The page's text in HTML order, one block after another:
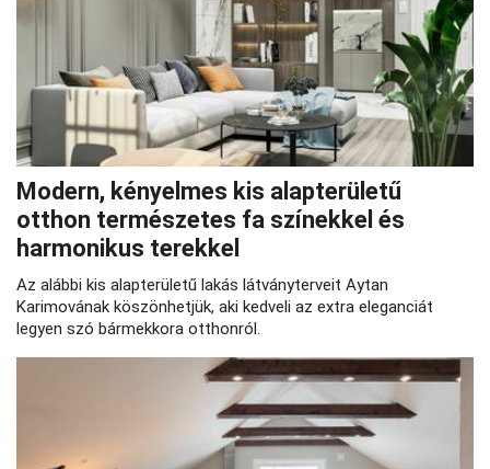
Modern, kényelmes kis alapterületű
otthon természetes fa színekkel és
harmonikus terekkel
Az alábbi kis alapterületű lakás látványterveit Aytan
Karimovának köszönhetjük, aki kedveli az extra eleganciát
legyen szó bármekkora otthonról.